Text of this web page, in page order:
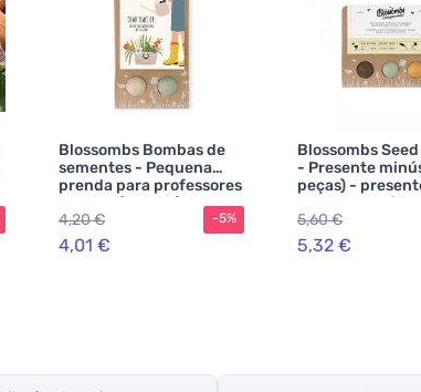
Blossombs Bombas de
sementes - Pequena
prenda para professores
- Flores (2 unid.)
4,20 €
4,01 €
-5%
Blossombs
- Presente
peças) -
original e
5,60 €
5,32 €